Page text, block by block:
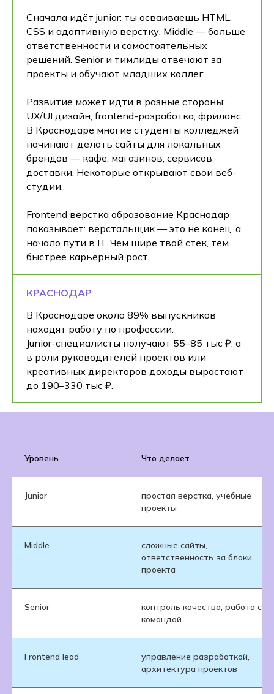
Сначала идёт junior: ты осваиваешь HTML,
CSS и адаптивную верстку. Middle — больше
ответственности и самостоятельных
решений. Senior и тимлиды отвечают за
проекты и обучают младших коллег.
Развитие может идти в разные стороны:
UX/UI дизайн, frontend-разработка, фриланс.
В Краснодаре многие студенты колледжей
начинают делать сайты для локальных
брендов — кафе, магазинов, сервисов
доставки. Некоторые открывают свои веб-
студии.
Frontend верстка образование Краснодар
показывает: верстальщик — это не конец, а
начало пути в IT. Чем шире твой стек, тем
быстрее карьерный рост.
КРАСНОДАР
В Краснодаре около 89% выпускников
находят работу по профессии.
Junior-специалисты получают 55–85 тыс ₽, а
в роли руководителей проектов или
креативных директоров доходы вырастают
до 190–330 тыс ₽.
Уровень Что делает
Junior
простая верстка, учебные
проекты
Middle
сложные сайты,
ответственность за блоки
проекта
Senior
контроль качества, работа с
командой
Frontend lead
управление разработкой,
архитектура проектов